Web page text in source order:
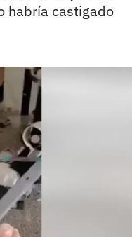
habría castigado